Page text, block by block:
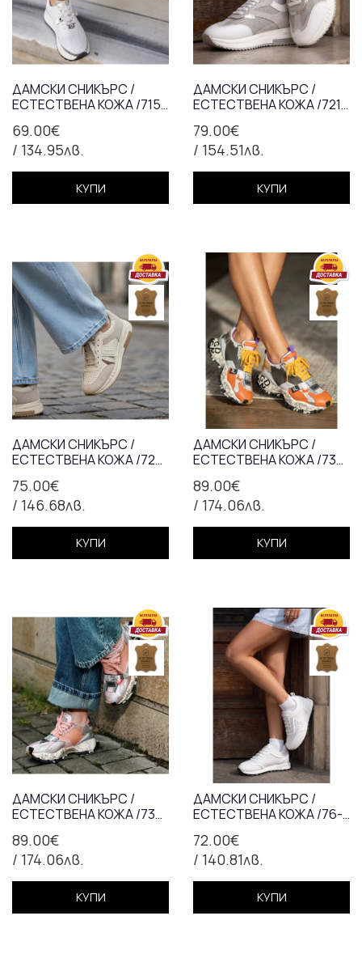
69.00€
/ 134.95лв.
ДАМСКИ СНИКЪРС /
ЕСТЕСТВЕНА КОЖА /715-
КУПИ
79.00€
/ 154.51лв.
ДАМСКИ СНИКЪРС /
ЕСТЕСТВЕНА КОЖА /721-
КУПИ
75.00€
/ 146.68лв.
ДАМСКИ СНИКЪРС /
ЕСТЕСТВЕНА КОЖА /723-
КУПИ
89.00€
/ 174.06лв.
ДАМСКИ СНИКЪРС /
ЕСТЕСТВЕНА КОЖА /736-
КУПИ
89.00€
/ 174.06лв.
ДАМСКИ СНИКЪРС /
ЕСТЕСТВЕНА КОЖА /736-
КУПИ
72.00€
/ 140.81лв.
ДАМСКИ СНИКЪРС /
ЕСТЕСТВЕНА КОЖА /76-
КУПИ